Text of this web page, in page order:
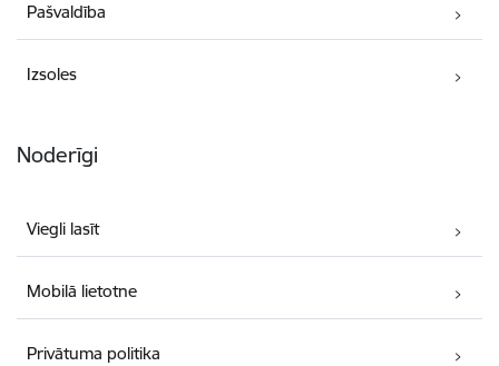
Pašvaldība
Izsoles
Noderīgi
Viegli lasīt
Mobilā lietotne
Privātuma politika